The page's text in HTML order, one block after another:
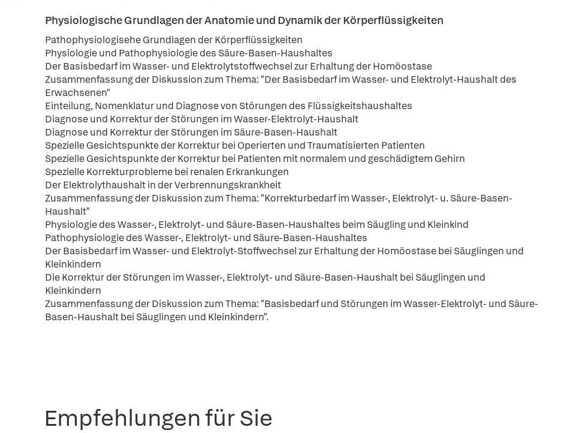
Physiologische Grundlagen der Anatomie und Dynamik der Körperflüssigkeiten
Pathophysiologisehe Grundlagen der Körperflüssigkeiten
Physiologie und Pathophysiologie des Säure-Basen-Haushaltes
Der Basisbedarf im Wasser- und Elektrolytstoffwechsel zur Erhaltung der Homöostase
Zusammenfassung der Diskussion zum Thema: "Der Basisbedarf im Wasser- und Elektrolyt-Haushalt des
Erwachsenen"
Einteilung, Nomenklatur und Diagnose von Störungen des Flüssigkeitshaushaltes
Diagnose und Korrektur der Störungen im Wasser-Elektrolyt-Haushalt
Diagnose und Korrektur der Störungen im Säure-Basen-Haushalt
Spezielle Gesichtspunkte der Korrektur bei Operierten und Traumatisierten Patienten
Spezielle Gesichtspunkte der Korrektur bei Patienten mit normalem und geschädigtem Gehirn
Spezielle Korrekturprobleme bei renalen Erkrankungen
Der Elektrolythaushalt in der Verbrennungskrankheit
Zusammenfassung der Diskussion zum Thema: "Korrekturbedarf im Wasser-, Elektrolyt- u. Säure-Basen-
Haushalt"
Physiologie des Wasser-, Elektrolyt- und Säure-Basen-Haushaltes beim Säugling und Kleinkind
Pathophysiologie des Wasser-, Elektrolyt- und Säure-Basen-Haushaltes
Der Basisbedarf im Wasser- und Elektrolyt-Stoffwechsel zur Erhaltung der Homöostase bei Säuglingen und
Kleinkindern
Die Korrektur der Störungen im Wasser-, Elektrolyt- und Säure-Basen-Haushalt bei Säuglingen und
Kleinkindern
Zusammenfassung der Diskussion zum Thema: "Basisbedarf und Störungen im Wasser-Elektrolyt- und Säure-
Basen-Haushalt bei Säuglingen und Kleinkindern".
Empfehlungen für Sie